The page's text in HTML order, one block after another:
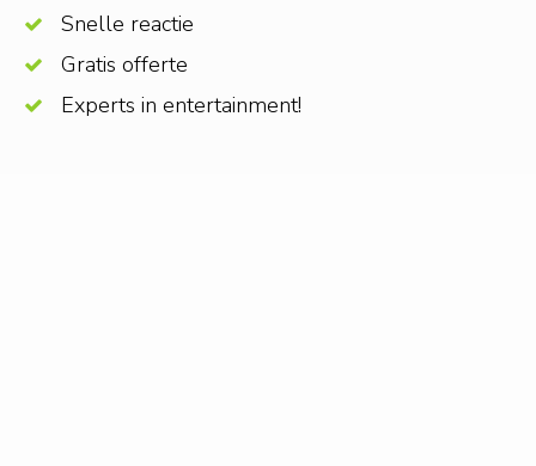
Snelle reactie
Gratis offerte
Experts in entertainment!